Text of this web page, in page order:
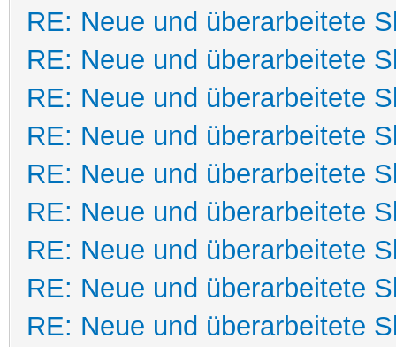
RE: Neue und überarbeitete
RE: Neue und überarbeitete
RE: Neue und überarbeitete
RE: Neue und überarbeitete
RE: Neue und überarbeitete
RE: Neue und überarbeitete
RE: Neue und überarbeitete
RE: Neue und überarbeitete
RE: Neue und überarbeitete